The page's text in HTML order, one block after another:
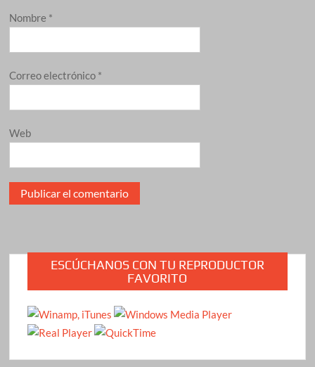
Nombre *
Correo electrónico *
Web
ESCÚCHANOS CON TU REPRODUCTOR
FAVORITO